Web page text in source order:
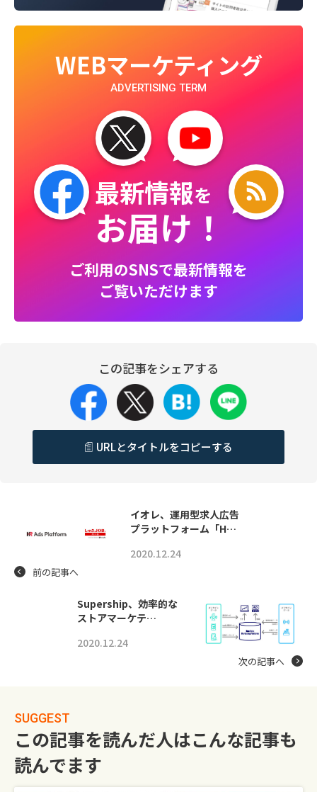
WEBマーケティング
ADVERTISING TERM
最新情報を
お届け！
ご利用のSNSで最新情報を
ご覧いただけます
この記事をシェアする
URLとタイトルをコピーする
イオレ、運用型求人広告
プラットフォーム「H…
2020.12.24
前の記事へ
Supership、効率的な
ストアマーケテ…
2020.12.24
次の記事へ
SUGGEST
この記事を読んだ人はこんな記事も
読んでます